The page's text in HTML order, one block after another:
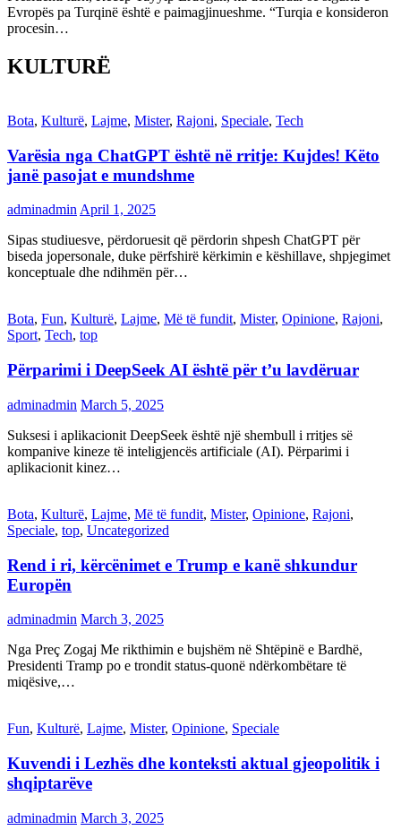
Evropës pa Turqinë është e paimagjinueshme. “Turqia e konsideron
procesin…
KULTURË
Bota, Kulturë, Lajme, Mister, Rajoni, Speciale, Tech
Varësia nga ChatGPT është në rritje: Kujdes! Këto
janë pasojat e mundshme
adminadmin April 1, 2025
Sipas studiuesve, përdoruesit që përdorin shpesh ChatGPT për
biseda jopersonale, duke përfshirë kërkimin e këshillave, shpjegimet
konceptuale dhe ndihmën për…
Bota, Fun, Kulturë, Lajme, Më të fundit, Mister, Opinione, Rajoni,
Sport, Tech, top
Përparimi i DeepSeek AI është për t’u lavdëruar
adminadmin March 5, 2025
Suksesi i aplikacionit DeepSeek është një shembull i rritjes së
kompanive kineze të inteligjencës artificiale (AI). Përparimi i
aplikacionit kinez…
Bota, Kulturë, Lajme, Më të fundit, Mister, Opinione, Rajoni,
Speciale, top, Uncategorized
Rend i ri, kërcënimet e Trump e kanë shkundur
Europën
adminadmin March 3, 2025
Nga Preç Zogaj Me rikthimin e bujshëm në Shtëpinë e Bardhë,
Presidenti Tramp po e trondit status-quonë ndërkombëtare të
miqësive,…
Fun, Kulturë, Lajme, Mister, Opinione, Speciale
Kuvendi i Lezhës dhe konteksti aktual gjeopolitik i
shqiptarëve
adminadmin March 3, 2025